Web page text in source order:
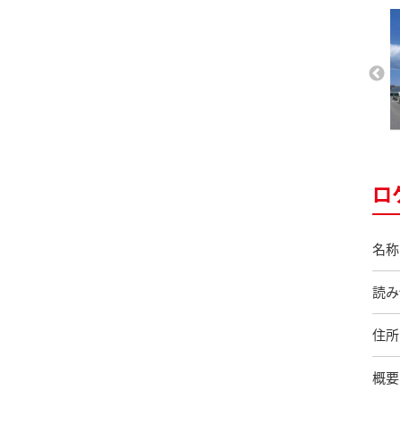
ロ
名称
読
住所
概要